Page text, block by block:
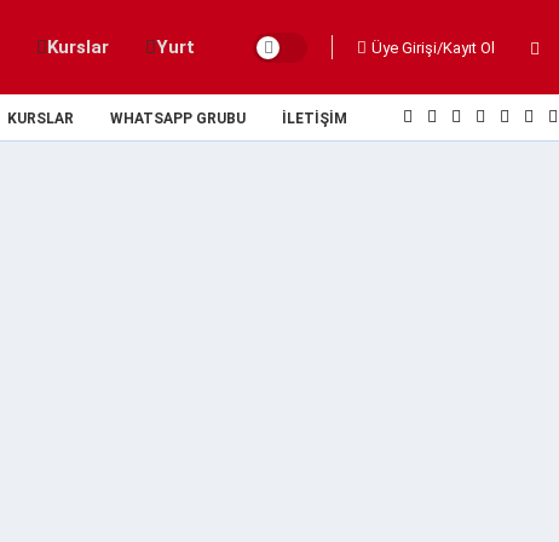
Kurslar Yurt Üye Girişi/Kayıt Ol
KURSLAR WHATSAPP GRUBU İLETIŞIM